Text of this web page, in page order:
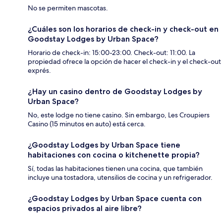
No se permiten mascotas.
¿Cuáles son los horarios de check-in y check-out en
Goodstay Lodges by Urban Space?
Horario de check-in: 15:00-23:00. Check-out: 11:00. La
propiedad ofrece la opción de hacer el check-in y el check-out
exprés.
¿Hay un casino dentro de Goodstay Lodges by
Urban Space?
No, este lodge no tiene casino. Sin embargo, Les Croupiers
Casino (15 minutos en auto) está cerca.
¿Goodstay Lodges by Urban Space tiene
habitaciones con cocina o kitchenette propia?
Sí, todas las habitaciones tienen una cocina, que también
incluye una tostadora, utensilios de cocina y un refrigerador.
¿Goodstay Lodges by Urban Space cuenta con
espacios privados al aire libre?